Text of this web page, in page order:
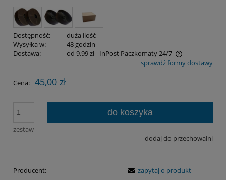
Dostępność:
duża ilość
Wysyłka w:
48 godzin
Dostawa:
od 9,99 zł- InPost Paczkomaty 24/7
Cena nie zawiera ewentualnych kosztów płatnościsprawdź formy dostawy
Cena: 45,00 zł
zestaw
do koszyka
dodaj do przechowalni
Producent:
zapytaj o produkt